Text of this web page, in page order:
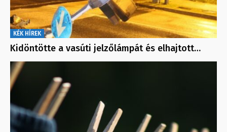
KÉK HÍREK
Kidöntötte a vasúti jelzőlámpát és elhajtott…